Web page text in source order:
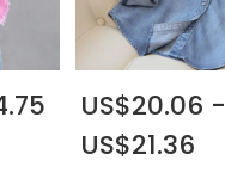
US$20.06 -
US$21.36